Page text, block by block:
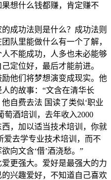
想什么钱都赚，肯定赚不
成功法则是什么？成功法则
队里能做什么有一个了解，
不能成功，人多也未必能够
定位好，最后才能前进。
他们将梦想演变成现实。他
的故事：“文含在清华长
自费去法 国读了类似‘职业
萄酒培训，去年收入2000
，加以适当技术培训，你就
爱去学专业技术培训，而不
向文含‘借’酒浇愁。”
更强大。爱好是最强大的力
兴趣爱好，不知道自己喜欢